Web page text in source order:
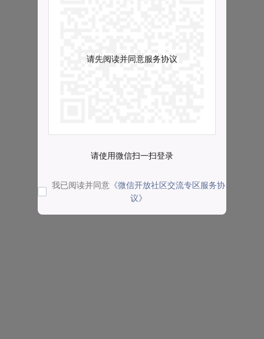
请先阅读并同意服务协议
请使用微信扫一扫登录
我已阅读并同意 《微信开放社区交流专区服务协
议》